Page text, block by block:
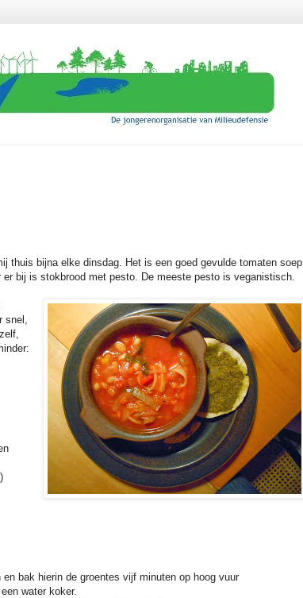
thuis bijna elke dinsdag. Het is een goed gevulde tomaten soep
bij is stokbrood met pesto. De meeste pesto is veganistisch.
snel,
bak hierin de groentes vijf minuten op hoog vuur
water koker.